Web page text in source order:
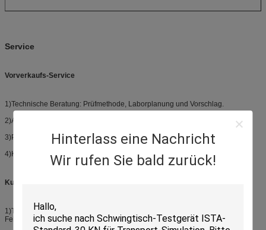
Hinterlass eine Nachricht
Wir rufen Sie bald zurück!
Service
Vorverkaufs-Service
1)Technische Beratung: Prüfmethode, Laborplanung und Vorschlag.
2)Ausrüstungsauswahl: Auswahlentwurf, FAQ.
3)Produkterprobungsentwurf.
4)Kundenkommunikation und Zwischenbericht.
Kundendienst
1)Technisches Training: Anlagenbedienung, tägliche Wartung, allgemeine
Fehlerdiagnose und Störungssuche.